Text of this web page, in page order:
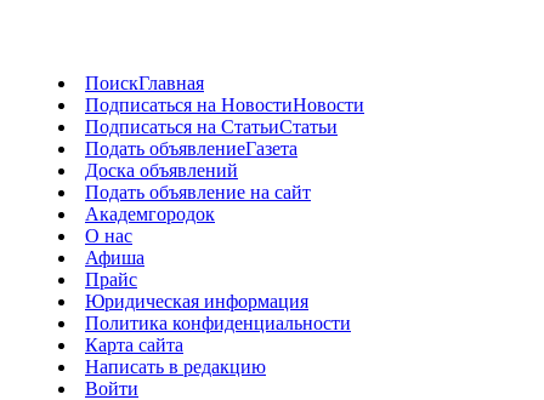
ПоискГлавная
Подписаться на НовостиНовости
Подписаться на СтатьиСтатьи
Подать объявлениеГазета
Доска объявлений
Подать объявление на сайт
Академгородок
О нас
Афиша
Прайс
Юридическая информация
Политика конфиденциальности
Карта сайта
Написать в редакцию
Войти